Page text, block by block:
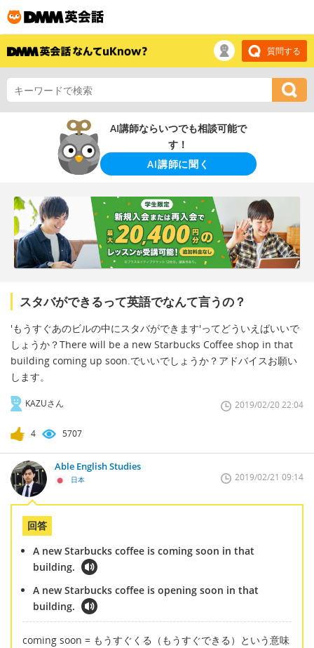
質問する
AI講師ならいつでも相談可能で
す！
AI講師に聞く
スタバができるって英語でなんて言うの？
'もうすぐあのビルの中にスタバができます'ってどういえばいいで
しょうか？There will be a new Starbucks Coffee shop in that
building coming up soon.でいいでしょうか？アドバイスお願い
します。
KAZUさん 2019/02/20 22:04
4 5707
Able English Studies
日本 2019/02/21 09:14
回答
A new Starbucks coffee is coming soon in that
building.
A new Starbucks coffee is opening soon in that
building.
coming soon = もうすぐくる（もうすぐできる）という意味